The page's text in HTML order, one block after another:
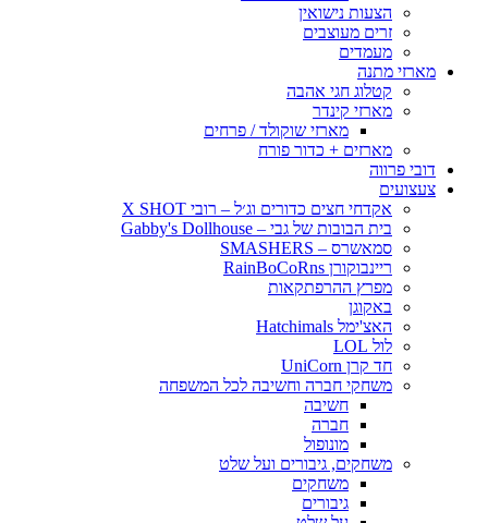
הצעות נישואין
זרים מעוצבים
מעמדים
מארזי מתנה
קטלוג חגי אהבה
מארזי קינדר
מארזי שוקולד / פרחים
מארזים + כדור פורח
דובי פרווה
צעצועים
אקדחי חצים כדורים וג׳ל – רובי X SHOT
בית הבובות של גבי – Gabby's Dollhouse
סמאשרס – SMASHERS
ריינבוקורן RainBoCoRns
מפרץ ההרפתקאות
באקוגן
האצ'ימל Hatchimals
לול LOL
חד קרן UniCorn
משחקי חברה וחשיבה לכל המשפחה
חשיבה
חברה
מונופול
משחקים, גיבורים ועל שלט
משחקים
גיבורים